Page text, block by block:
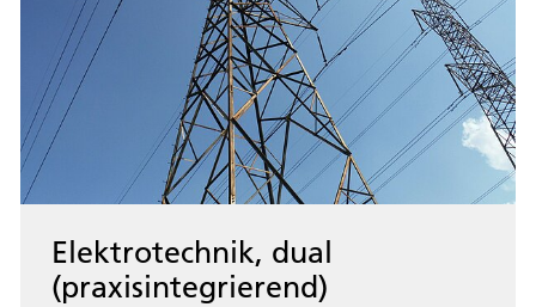
Elektrotechnik, dual
(praxisintegrierend)